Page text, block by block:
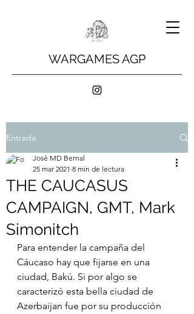
WARGAMES AGP
Entrada
THE CAUCASUS
CAMPAIGN, GMT, Mark
Simonitch
José MD Bernal
25 mar 2021 8 min de lectura
Para entender la campaña del
Cáucaso hay que fijarse en una
ciudad, Bakú. Si por algo se
caracterizó esta bella ciudad de
Azerbaijan fue por su producción